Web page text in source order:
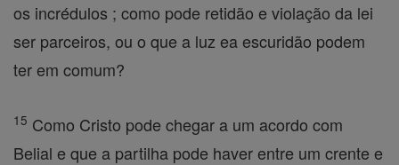
os incrédulos ; como pode retidão e violação da lei
ser parceiros, ou o que a luz ea escuridão podem
ter em comum?
15 Como Cristo pode chegar a um acordo com
Belial e que a partilha pode haver entre um crente e